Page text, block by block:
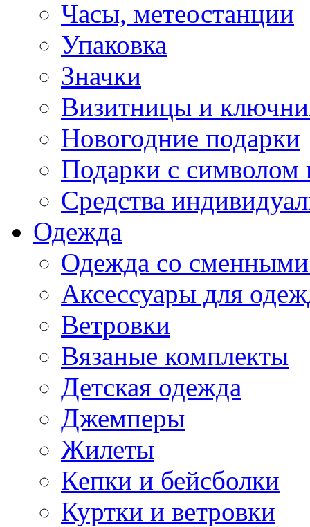
Часы, метеостанции
Упаковка
Значки
Визитницы и
Новогодние подарки
Подарки с символом
Средства
Одежда
Одежда со сменными
Аксессуары для
Ветровки
Вязаные комплекты
Детская одежда
Джемперы
Жилеты
Кепки и бейсболки
Куртки и ветровки